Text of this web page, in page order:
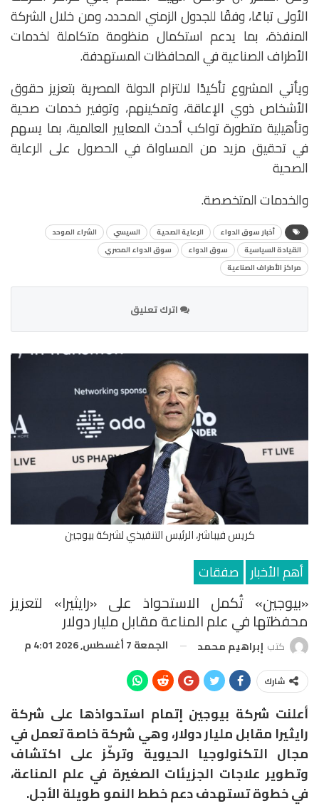
الأولى تباعًا، وفقًا للجدول الزمني المحدد، ومن خلال الشركة
المنفذة، بما يدعم استكمال منظومة متكاملة لخدمات
الأطراف الصناعية في المحافظات المستهدفة.
ويأتي المشروع تأكيدًا لالتزام الدولة المصرية بتعزيز حقوق
الأشخاص ذوي الإعاقة، وتمكينهم، وتوفير خدمات صحية
وتأهيلية متطورة تواكب أحدث المعايير العالمية، بما يسهم
في تحقيق مزيد من المساواة في الحصول على الرعاية
الصحية
والخدمات المتخصصة.
أخبار سوق الدواء الرعاية الصحية السيسي
الشراء الموحد
القيادة السياسية
سوق الدواء
سوق الدواء المصري
مراكز الأطراف الصناعية
اترك تعليق
كريس فيباشر، الرئيس التنفيذي لشركة بيوجين
أهم الأخبار صفقات
«بيوجين» تُكمل الاستحواذ على «رايثيرا» لتعزيز
محفظتها في علم المناعة مقابل مليار دولار
كتب إبراهيم محمد الجمعة 7 أغسطس, 2026 4:01 م
شارك
أعلنت شركة بيوجين إتمام استحواذها على شركة
رايثيرا مقابل مليار دولار، وهي شركة خاصة تعمل في
مجال التكنولوجيا الحيوية وتركّز على اكتشاف
وتطوير علاجات الجزيئات الصغيرة في علم المناعة،
في خطوة تستهدف دعم خطط النمو طويلة الأجل.